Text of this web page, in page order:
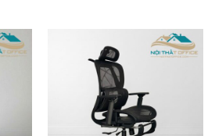
5,300,000 ₫